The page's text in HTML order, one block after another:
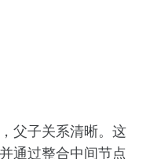
父子关系清晰。这
通过整合中间节点